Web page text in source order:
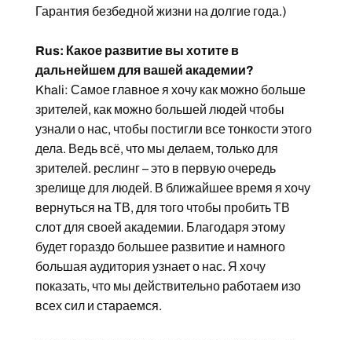
Гарантия безбедной жизни на долгие года.)
Rus: Какое развитие вы хотите в
дальнейшем для вашей академии?
Khali: Самое главное я хочу как можно больше
зрителей, как можно большей людей чтобы
узнали о нас, чтобы постигли все тонкости этого
дела. Ведь всё, что мы делаем, только для
зрителей. реслинг – это в первую очередь
зрелище для людей. В ближайшее время я хочу
вернуться на ТВ, для того чтобы пробить ТВ
слот для своей академии. Благодаря этому
будет гораздо большее развитие и намного
большая аудитория узнает о нас. Я хочу
показать, что мы действительно работаем изо
всех сил и стараемся.